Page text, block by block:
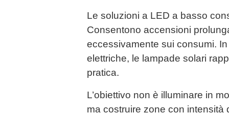
Le soluzioni a LED a basso
Consentono accensioni
eccessivamente sui consumi.
elettriche, le lampade solari
pratica.
L’obiettivo non è illuminare in
ma costruire zone con intensità